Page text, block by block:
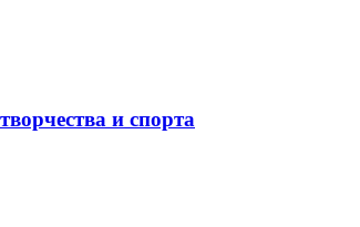
и спорта